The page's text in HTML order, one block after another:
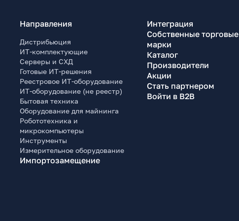
Направления
Дистрибьюция
ИТ-комплектующие
Серверы и СХД
Готовые ИТ-решения
Реестровое ИТ-оборудование
ИТ-оборудование (не реестр)
Бытовая техника
Оборудование для майнинга
Робототехника и
микрокомпьютеры
Инструменты
Измерительное оборудование
Импортозамещение
Интеграция
Собственные торговые
марки
Каталог
Производители
Акции
Стать партнером
Войти в B2B